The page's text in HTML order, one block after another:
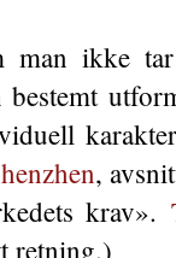
man ikke
,
krav».
retning.)